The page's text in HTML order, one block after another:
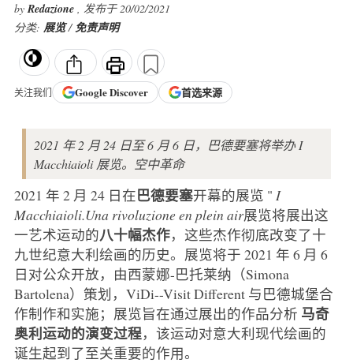
byRedazione , 发布于 20/02/2021
分类: 展览/免责声明
关注我们 GoogleDiscover 首选来源
2021 年 2 月 24 日至 6 月 6 日，巴德要塞将举办 I
Macchiaioli 展览。空中革命
2021 年 2 月 24 日在巴德要塞开幕的展览 " I
Macchiaioli.Una rivoluzione en plein air展览将展出这
一艺术运动的八十幅杰作，这些杰作彻底改变了十
九世纪意大利绘画的历史。展览将于 2021 年 6 月 6
日对公众开放，由西蒙娜-巴托莱纳（Simona
Bartolena）策划，ViDi--Visit Different 与巴德城堡合
作制作和实施；展览旨在通过展出的作品分析 马奇
奥利运动的演变过程，该运动对意大利现代绘画的
诞生起到了至关重要的作用。